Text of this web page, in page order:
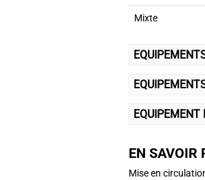
Mixte
EQUIPEMENT
EN SAVOIR
Mise en